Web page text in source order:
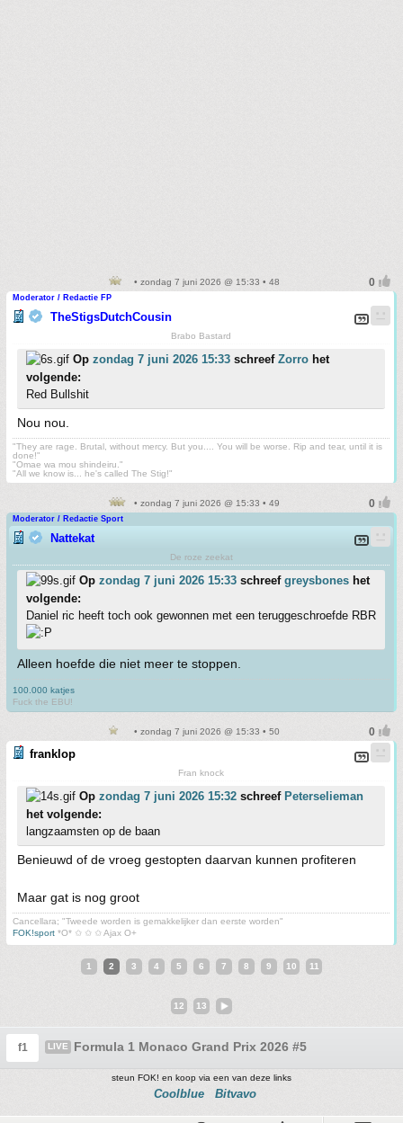
• zondag 7 juni 2026 @ 15:33 • 48
Moderator / Redactie FP
TheStigsDutchCousin
Brabo Bastard
Op zondag 7 juni 2026 15:33 schreef Zorro het
volgende:
Red Bullshit
Nou nou.
"They are rage. Brutal, without mercy. But you.... You will be worse. Rip and tear, until it is
done!"
"Omae wa mou shindeiru."
"All we know is... he's called The Stig!"
• zondag 7 juni 2026 @ 15:33 • 49
Moderator / Redactie Sport
Nattekat
De roze zeekat
Op zondag 7 juni 2026 15:33 schreef greysbones het
volgende:
Daniel ric heeft toch ook gewonnen met een teruggeschroefde RBR
Alleen hoefde die niet meer te stoppen.
100.000 katjes
Fuck the EBU!
• zondag 7 juni 2026 @ 15:33 • 50
franklop
Fran knock
Op zondag 7 juni 2026 15:32 schreef Peterselieman
het volgende:
langzaamsten op de baan
Benieuwd of de vroeg gestopten daarvan kunnen profiteren
Maar gat is nog groot
Cancellara; "Tweede worden is gemakkelijker dan eerste worden"
FOK!sport *O* ✩ ✩ ✩ Ajax O+
1 2 3 4 5 6 7 8 9 10 11
12 13
f1 LIVE Formula 1 Monaco Grand Prix 2026 #5
steun FOK! en koop via een van deze links
Coolblue Bitvavo